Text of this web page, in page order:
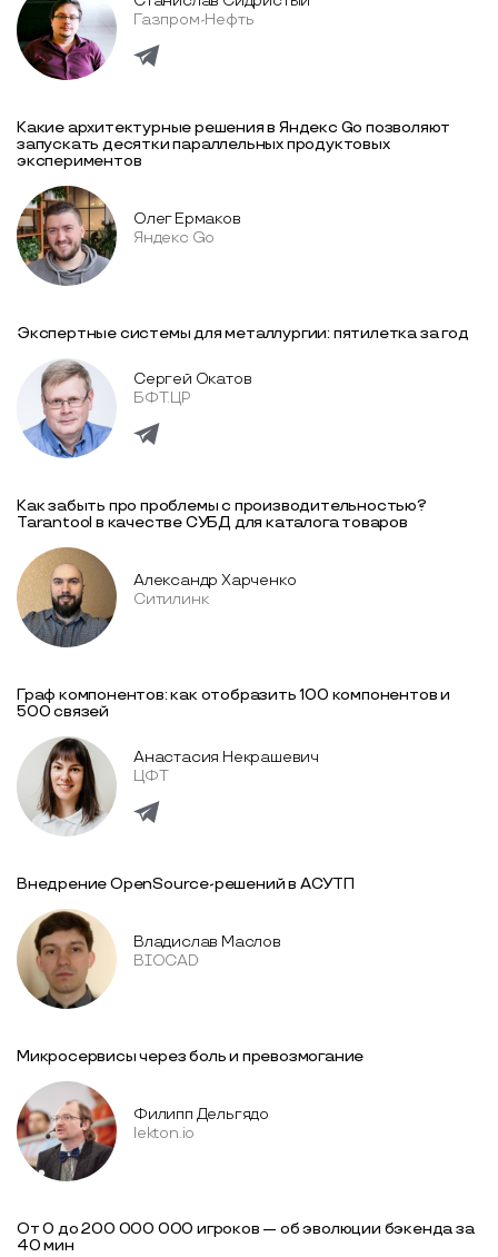
Газпром-Нефть
Какие архитектурные решения в Яндекс Go позволяют
запускать десятки параллельных продуктовых
экспериментов
Олег Ермаков
Яндекс Go
Экспертные системы для металлургии: пятилетка за год
Сергей Окатов
БФТ.ЦР
Как забыть про проблемы с производительностью?
Tarantool в качестве СУБД для каталога товаров
Александр Харченко
Ситилинк
Граф компонентов: как отобразить 100 компонентов и
500 связей
Анастасия Некрашевич
ЦФТ
Внедрение OpenSource-решений в АСУТП
Владислав Маслов
BIOCAD
Микросервисы через боль и превозмогание
Филипп Дельгядо
lekton.io
От 0 до 200 000 000 игроков — об эволюции бэкенда за
40 мин